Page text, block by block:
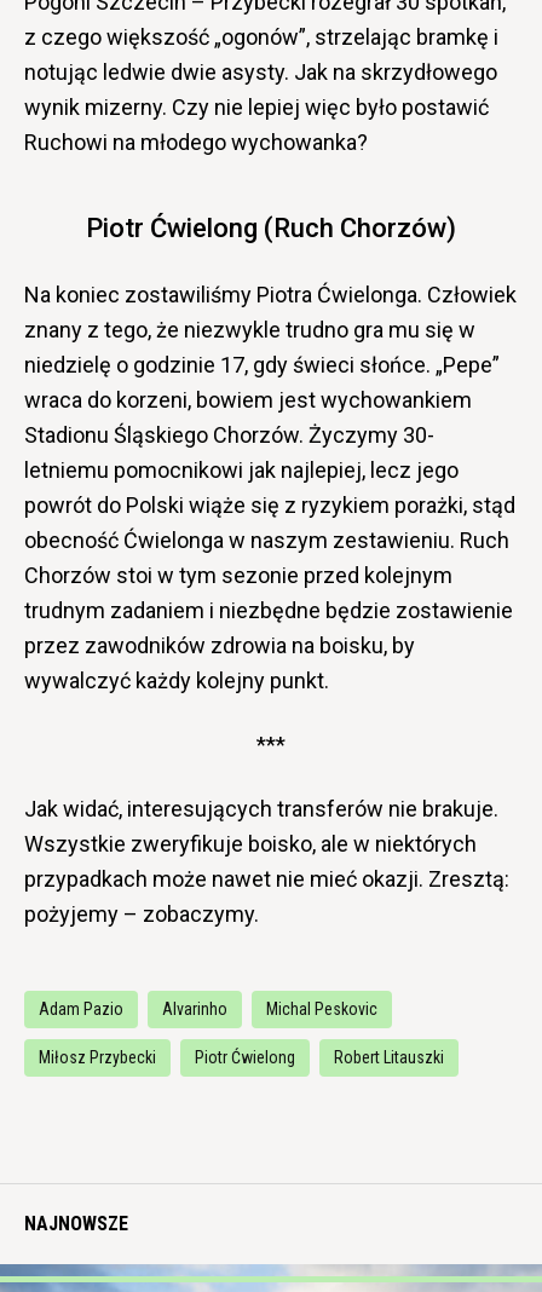
z czego większość „ogonów”, strzelając bramkę i
notując ledwie dwie asysty. Jak na skrzydłowego
wynik mizerny. Czy nie lepiej więc było postawić
Ruchowi na młodego wychowanka?
Piotr Ćwielong (Ruch Chorzów)
Na koniec zostawiliśmy Piotra Ćwielonga. Człowiek
znany z tego, że niezwykle trudno gra mu się w
niedzielę o godzinie 17, gdy świeci słońce. „Pepe”
wraca do korzeni, bowiem jest wychowankiem
Stadionu Śląskiego Chorzów. Życzymy 30-
letniemu pomocnikowi jak najlepiej, lecz jego
powrót do Polski wiąże się z ryzykiem porażki, stąd
obecność Ćwielonga w naszym zestawieniu. Ruch
Chorzów stoi w tym sezonie przed kolejnym
trudnym zadaniem i niezbędne będzie zostawienie
przez zawodników zdrowia na boisku, by
wywalczyć każdy kolejny punkt.
***
Jak widać, interesujących transferów nie brakuje.
Wszystkie zweryfikuje boisko, ale w niektórych
przypadkach może nawet nie mieć okazji. Zresztą:
pożyjemy – zobaczymy.
Adam Pazio Alvarinho Michal Peskovic
Miłosz Przybecki Piotr Ćwielong Robert Litauszki
NAJNOWSZE